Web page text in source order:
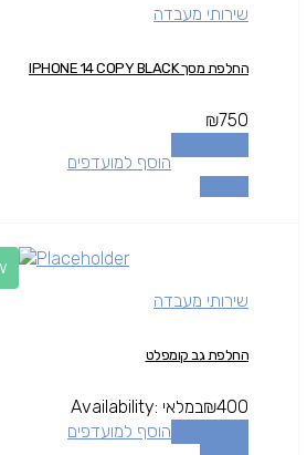
שירותי מעבדה
החלפת מסך IPHONE 14 COPY BLACK
₪750
הוסף למועדפים
שירותי מעבדה
החלפת גב קומפלט
₪400
Availability: במלאי
הוסף למועדפים